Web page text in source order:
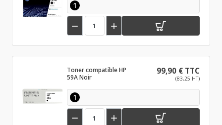
1
 
Toner compatible HP
59A Noir
99,90 € TTC
(83,25 HT)
1
 